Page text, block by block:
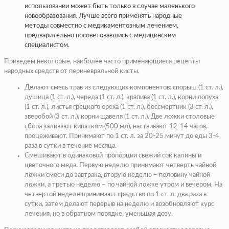
использовании может быть только в случае маленького
новообразования. Лучше всего применять народные
методы совместно с медикаментозным лечением,
предварительно посоветовавшись с медицинским
специалистом.
Приведем некоторые, наиболее часто применяющиеся рецепты
народных средств от периневральной кисты.
Делают смесь трав из следующих компонентов: спорыш (1 ст. л.),
душица (1 ст. л.), череда (1 ст. л.), крапива (1 ст. л.), корни лопуха
(1 ст. л.), листья грецкого ореха (1 ст. л.), бессмертник (3 ст. л.),
зверобой (3 ст. л.), корни щавеля (1 ст. л.). Две ложки столовые
сбора заливают кипятком (500 мл), настаивают 12-14 часов,
процеживают. Принимают по 1 ст. л. за 20-25 минут до еды 3-4
раза в сутки в течение месяца.
Смешивают в одинаковой пропорции свежий сок калины и
цветочного меда. Первую неделю принимают четверть чайной
ложки смеси до завтрака, вторую неделю – половину чайной
ложки, а третью неделю – по чайной ложке утром и вечером. На
четвертой неделе принимают средство по 1 ст. л. два раза в
сутки, затем делают перерыв на неделю и возобновляют курс
лечения, но в обратном порядке, уменьшая дозу.